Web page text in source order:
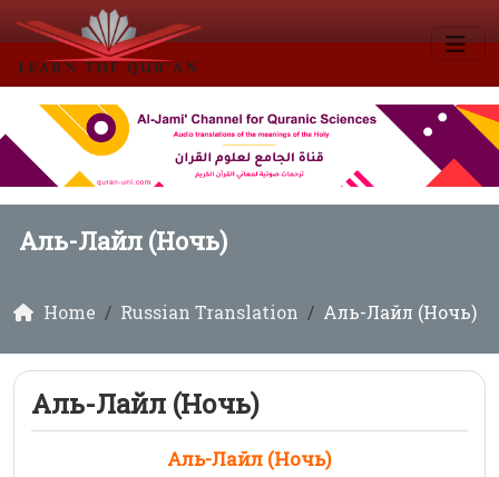
Аль-Лайл (Ночь)
Home Russian Translation Аль-Лайл (Ночь)
Аль-Лайл (Ночь)
Аль-Лайл (Ночь)